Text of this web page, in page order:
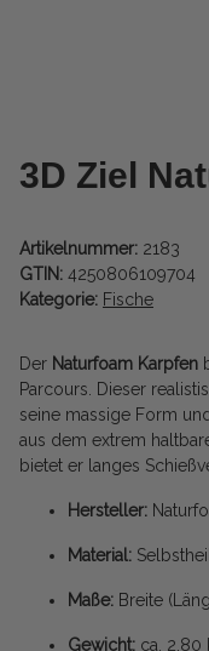
3D Ziel
Artikelnummer: 2183
GTIN: 4250806109704
Kategorie: Fische
Der Naturfoam Karpfen
Parcours. Dieser
seine massige Form
aus dem extrem
bietet er langes
Hersteller:
Material:
Maße: Breite
Gewicht: ca. 2,80